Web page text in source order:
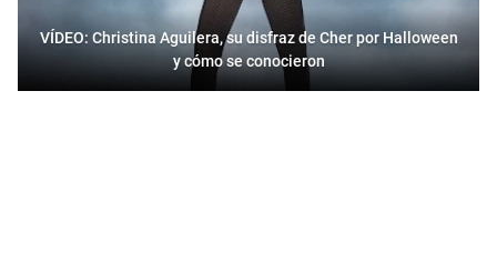
VÍDEO: Christina Aguilera, su disfraz de Cher por Halloween
y cómo se conocieron